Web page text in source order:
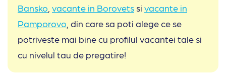
Bansko vacante in Borovets si vacante in
Pamporovo , din care sa poti alege ce se
potriveste mai bine cu profilul vacantei tale si
cu nivelul tau de pregatire!